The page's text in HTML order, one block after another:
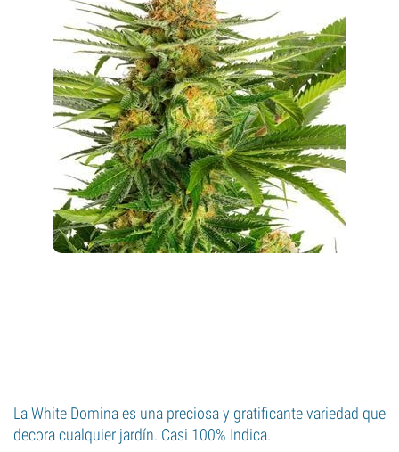
La White Domina es una preciosa y gratificante variedad que
decora cualquier jardín. Casi 100% Indica.